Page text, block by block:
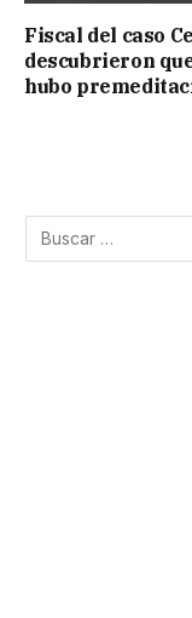
Fiscal del caso
descubrieron
hubo